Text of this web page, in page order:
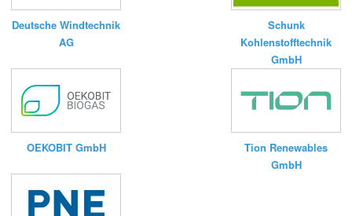
Deutsche Windtechnik
AG
Schunk
Kohlenstofftechnik
GmbH
OEKOBIT GmbH
Tion Renewables
GmbH